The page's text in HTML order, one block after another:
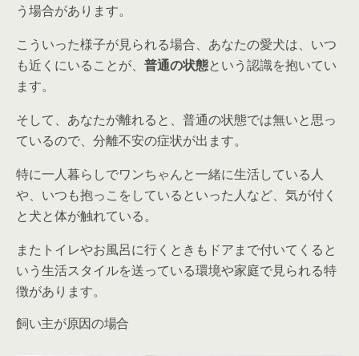
う場合があります。
こういった様子が見られる場合、あなたの愛犬は、いつ
も近くにいることが、 普通の状態という認識を抱いてい
ます。
そして、あなたが離れると、 普通の状態では無いと思っ
ているので、分離不安の症状が出ます。
特に一人暮らしでワンちゃんと一緒に生活している人
や、いつも抱っこをしているといった人など、気が付く
と犬と体が触れている。
またトイレやお風呂に行くときもドアまで付いてくると
いう生活スタイルを送っている環境や家庭で見られる特
徴があります。
飼い主が原因の場合